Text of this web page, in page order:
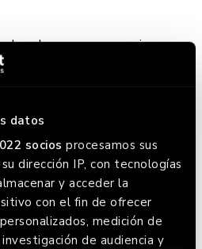
datos
socios procesamos sus
dirección IP, con tecnologías
y acceder la
con el fin de ofrecer
medición de
de audiencia y
les noves generacions a
i demostrar-los que els
la samarreta LET’S EAT
que portarà el 100% dels
beneficis.
fer-te amb la teva!
SAMARRETA!